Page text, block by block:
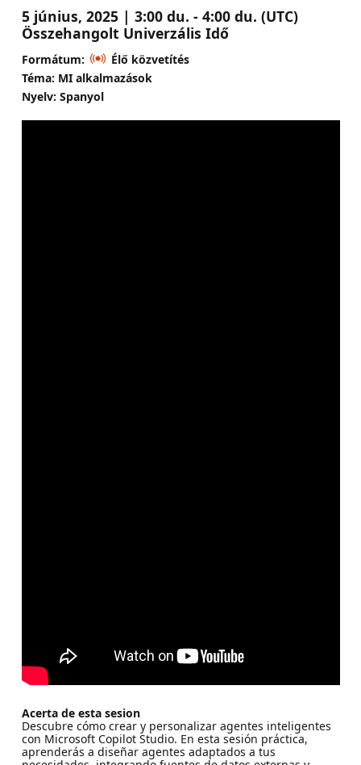
5 június, 2025 | 3:00 du. - 4:00 du. (UTC)
Összehangolt Univerzális Idő
Formátum:
Élő közvetítés
Téma: MI alkalmazások
Nyelv: Spanyol
Acerta de esta sesion
Descubre cómo crear y personalizar agentes inteligentes
con Microsoft Copilot Studio. En esta sesión práctica,
aprenderás a diseñar agentes adaptados a tus